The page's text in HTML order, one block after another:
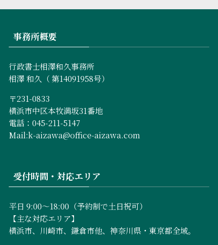
事務所概要
行政書士相澤和久事務所
相澤 和久（ 第14091958号）
〒231-0833
横浜市中区本牧満坂31番地
電話：045-211-5147
Mail:k-aizawa@office-aizawa.com
受付時間・対応エリア
平日 9:00〜18:00（予約制で土日祝可）
【主な対応エリア】
横浜市、川崎市、鎌倉市他、神奈川県・東京都全域。